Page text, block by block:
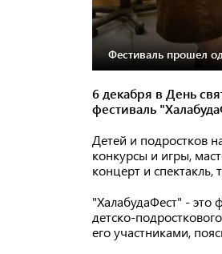
Фестиваль прошел
6 декабря в День
фестиваль
Детей и подростков
конкурсы и игры,
концерт и спектакль,
"ХалабудаФест" - это
детско-
его участниками,